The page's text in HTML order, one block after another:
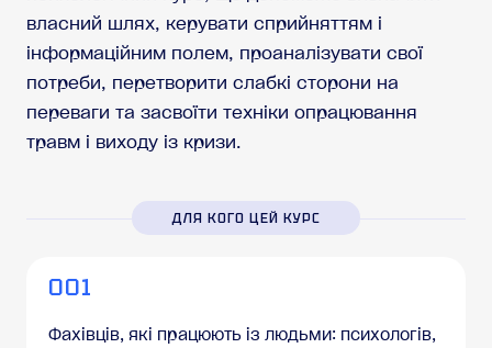
власний шлях, керувати сприйняттям і
інформаційним полем, проаналізувати свої
потреби, перетворити слабкі сторони на
переваги та засвоїти техніки опрацювання
травм і виходу із кризи.
ДЛЯ КОГО ЦЕЙ КУРС
001
Фахівців, які працюють із людьми: психологів,